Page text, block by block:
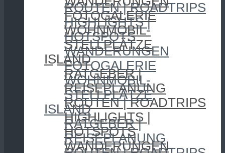
FOTOGALERIE
WOHNMOBIL-
STELLPLÄTZE
ISLAND
RATGEBER |
REISEPLANUNG
ROUTEN | ROADTRIPS
HIGHLIGHTS |
HOTSPOTS
WANDERUNGEN
ROUTEN | ROADTRIPS
HIGHLIGHTS |
HOTSPOTS
WANDERUNGEN
FOTOGALERIE
WOHNMOBIL-
STELLPLÄTZE
ISLAND
RATGEBER |
REISEPLANUNG